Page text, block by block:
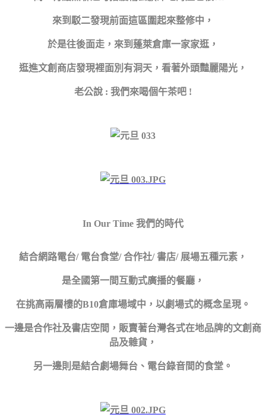
來到駁二發現前面這區圍起來整修中，
於是往後面走，來到蓬萊倉庫一家家逛，
逛進文創商店發現裡面別有洞天，看著外頭豔麗陽光，
老公說 : 我們來喝個午茶吧 !
In Our Time 我們的時代
結合網路電台/ 電台食堂/ 合作社/ 書店/ 展場五種元素，
是全國第一間互動式廣播的餐廳，
在挑高兩層樓的B10倉庫場域中，以劇場式的概念呈現。
一邊是合作社及書店空間，販賣著台灣各式在地品牌的文創商
品及雜貨，
另一邊則是結合劇場舞台、電台錄音間的食堂。